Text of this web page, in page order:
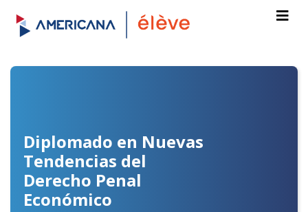
Diplomado en Nuevas
Tendencias del
Derecho Penal
Económico